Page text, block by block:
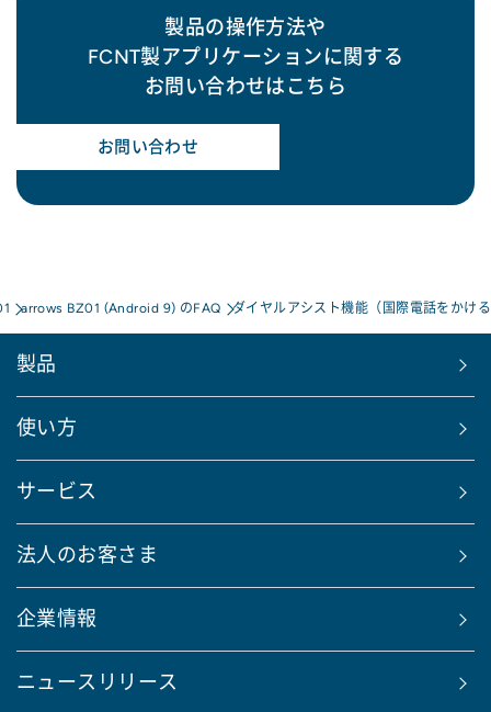
製品の操作方法や
FCNT製アプリケーションに関する
お問い合わせはこちら
お問い合わせ
arrows BZ01 (Android 9) のFAQ ダイヤルアシスト機能（国際電話をかけ
製品
使い方
サービス
法人のお客さま
企業情報
ニュースリリース